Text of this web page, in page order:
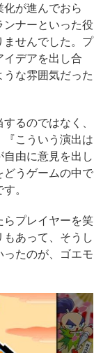
化が進んでおら
ナーといった役
せんでした。プ
イデアを出し合
な雰囲気だった
るのではなく、
『こういう演出は
由に意見を出し
うゲームの中で
。
らプレイヤーを笑
あって、そうし
たのが、ゴエモ